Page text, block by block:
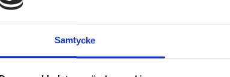
Samtycke
GÅ TILL FABRIKSUTFÖRSÄLJNING